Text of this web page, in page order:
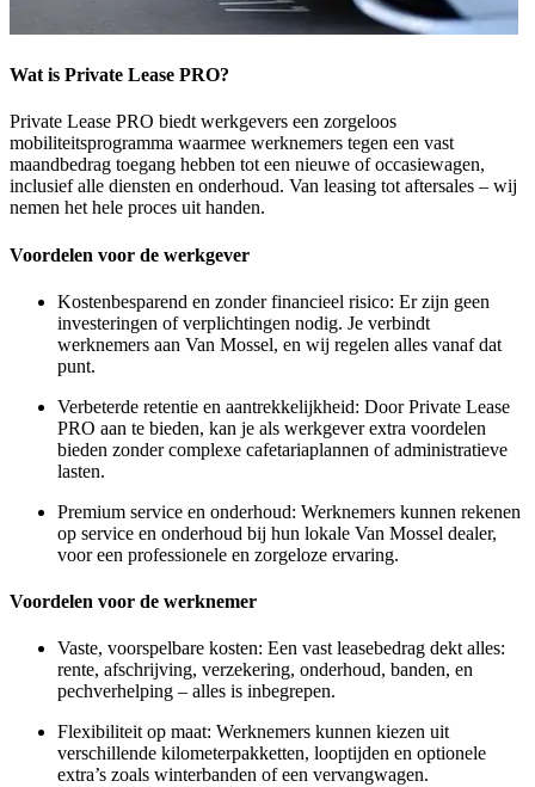
Wat is Private Lease PRO?
Private Lease PRO biedt werkgevers een zorgeloos
mobiliteitsprogramma waarmee werknemers tegen een vast
maandbedrag toegang hebben tot een nieuwe of occasiewagen,
inclusief alle diensten en onderhoud. Van leasing tot aftersales – wij
nemen het hele proces uit handen.
Voordelen voor de werkgever
Kostenbesparend en zonder financieel risico: Er zijn geen
investeringen of verplichtingen nodig. Je verbindt
werknemers aan Van Mossel, en wij regelen alles vanaf dat
punt.
Verbeterde retentie en aantrekkelijkheid: Door Private Lease
PRO aan te bieden, kan je als werkgever extra voordelen
bieden zonder complexe cafetariaplannen of administratieve
lasten.
Premium service en onderhoud: Werknemers kunnen rekenen
op service en onderhoud bij hun lokale Van Mossel dealer,
voor een professionele en zorgeloze ervaring.
Voordelen voor de werknemer
Vaste, voorspelbare kosten: Een vast leasebedrag dekt alles:
rente, afschrijving, verzekering, onderhoud, banden, en
pechverhelping – alles is inbegrepen.
Flexibiliteit op maat: Werknemers kunnen kiezen uit
verschillende kilometerpakketten, looptijden en optionele
extra’s zoals winterbanden of een vervangwagen.